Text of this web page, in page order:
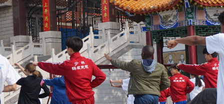
Nos objectifs
Notre action
Ressources
Nous soutenir